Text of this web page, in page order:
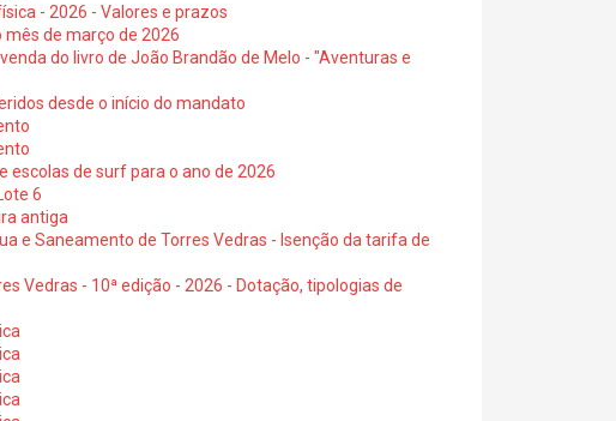
- 2026 - Valores e prazos
mês de março de 2026
do livro de João Brandão de Melo - "Aventuras e
desde o início do mandato
escolas de surf para o ano de 2026
6
antiga
e Saneamento de Torres Vedras - Isenção da tarifa de
Vedras - 10ª edição - 2026 - Dotação, tipologias de